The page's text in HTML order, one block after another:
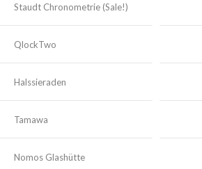
Staudt Chronometrie (Sale!)
QlockTwo
Halssieraden
Tamawa
Nomos Glashütte